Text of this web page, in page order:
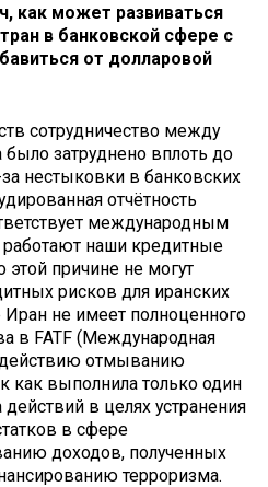
как может развиваться
в банковской сфере с
от долларовой
сотрудничество между
затруднено вплоть до
нестыковки в банковских
отчётность
международным
наши кредитные
этой причине не могут
рисков для иранских
Иран не имеет полноценного
в FATF (Международная
отмыванию
как выполнила только один
в целях устранения
в сфере
доходов, полученных
терроризма.